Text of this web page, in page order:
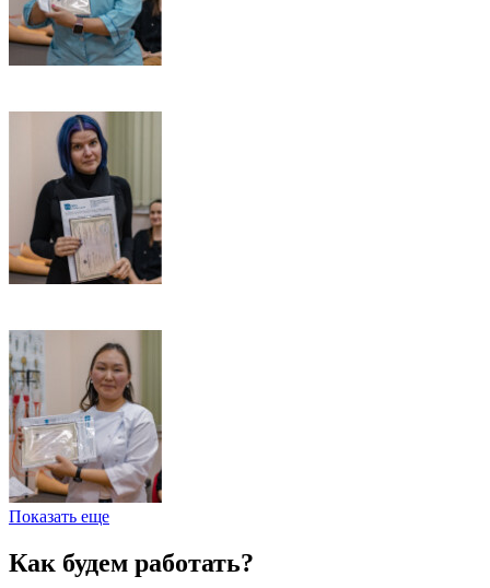
Показать еще
Как будем работать?